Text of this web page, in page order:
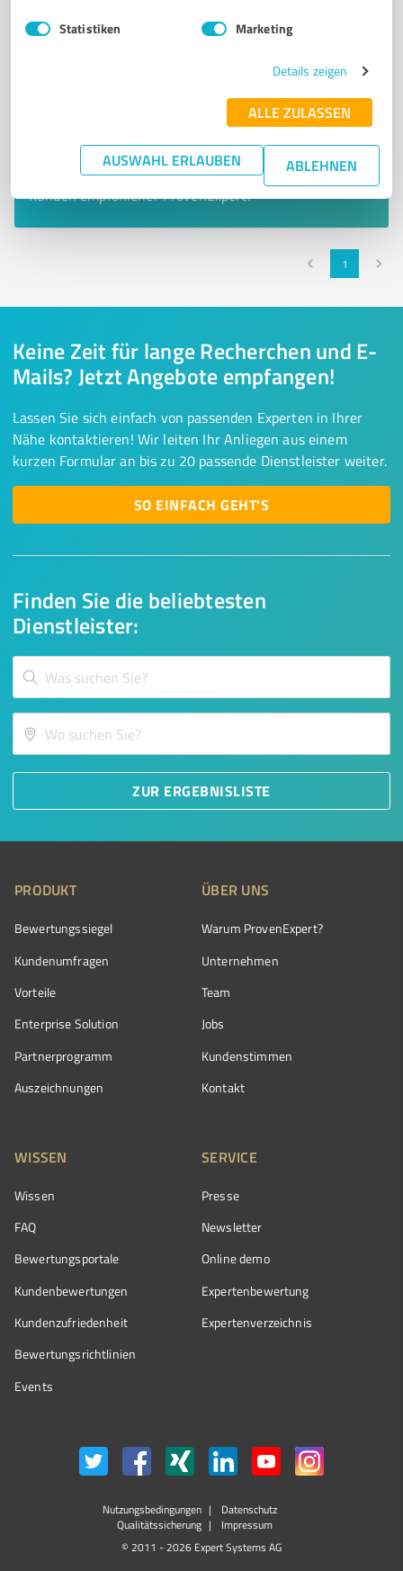
Statistiken Marketing
Details zeigen
ALLE ZULASSEN
AUSWAHL ERLAUBEN ABLEHNEN
Sie möchten auch hier gelistet werden?
Registrieren Sie sich jetzt und werden Sie ein von
Kunden empfohlener ProvenExpert!
1
Finden Sie die beliebtesten
Dienstleister:
ZUR ERGEBNISLISTE
Keine Zeit für lange Recherchen und E-
Mails? Jetzt Angebote empfangen!
Lassen Sie sich einfach von passenden Experten in Ihrer
Nähe kontaktieren! Wir leiten Ihr Anliegen aus einem
kurzen Formular an bis zu 20 passende Dienstleister weiter.
SO EINFACH GEHT'S
PRODUKT
Bewertungssiegel
Kundenumfragen
Vorteile
Enterprise Solution
Partnerprogramm
Auszeichnungen
ÜBER UNS
Warum ProvenExpert?
Unternehmen
Team
Jobs
Kundenstimmen
Kontakt
WISSEN
Wissen
FAQ
Bewertungsportale
Kundenbewertungen
Kundenzufriedenheit
Bewertungs­richtlinien
Events
SERVICE
Presse
Newsletter
Online demo
Expertenbewertung
Expertenverzeichnis
Nutzungsbedingungen
Datenschutz
Qualitätssicherung
Impressum
© 2011 - 2026 Expert Systems AG